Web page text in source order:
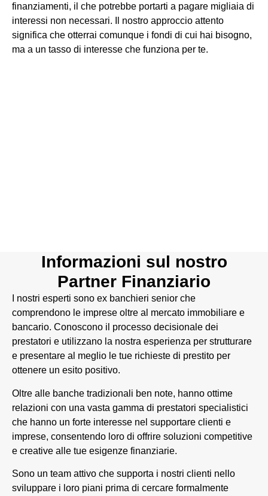
finanziamenti, il che potrebbe portarti a pagare migliaia di
interessi non necessari. Il nostro approccio attento
significa che otterrai comunque i fondi di cui hai bisogno,
ma a un tasso di interesse che funziona per te.
Informazioni sul nostro
Partner Finanziario
I nostri esperti sono ex banchieri senior che
comprendono le imprese oltre al mercato immobiliare e
bancario. Conoscono il processo decisionale dei
prestatori e utilizzano la nostra esperienza per strutturare
e presentare al meglio le tue richieste di prestito per
ottenere un esito positivo.
Oltre alle banche tradizionali ben note, hanno ottime
relazioni con una vasta gamma di prestatori specialistici
che hanno un forte interesse nel supportare clienti e
imprese, consentendo loro di offrire soluzioni competitive
e creative alle tue esigenze finanziarie.
Sono un team attivo che supporta i nostri clienti nello
sviluppare i loro piani prima di cercare formalmente